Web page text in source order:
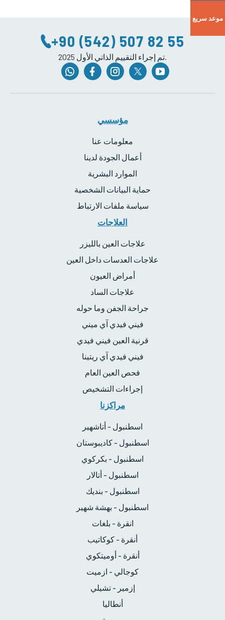
+90 (542) 507 82 55
2025 تم إجراء التقييم الذاتي الأول.
مؤسسي
معلومات عنا
أعمال الجودة لدينا
الموارد البشرية
حماية البيانات الشخصية
سياسة ملفات الارتباط
العلاجات
علاجات العين بالليزر
علاجات العدسات داخل العين
أمراض العيون
علاجات الساد
جراحة الجفن وما حوله
فيني فيدي آي ميني
قرنية العين فيني فيدي
فيني فيدي آي ريتينا
فحص العين العام
إجراءات التشخيص
مراكزنا
اسطنبول - أتاشهير
اسطنبول - كاديبوستان
اسطنبول - بكركوي
اسطنبول - أتالار
اسطنبول - بنديك
اسطنبول - بهشة شهير
انقرة - بلغات
أنقرة - كوكاتيب
أنقرة - أوميتكوي
كوجالي - ازميت
إزمير - تشيلي
أنطاليا
موعد سريع